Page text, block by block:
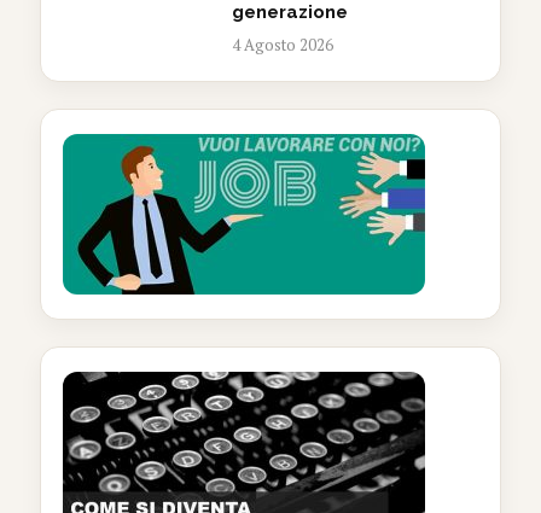
generazione
4 Agosto 2026